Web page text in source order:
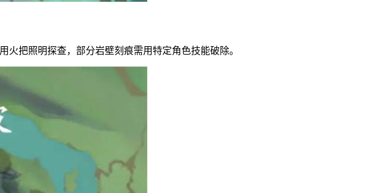
把照明探查，部分岩壁刻痕需用特定角色技能破除。